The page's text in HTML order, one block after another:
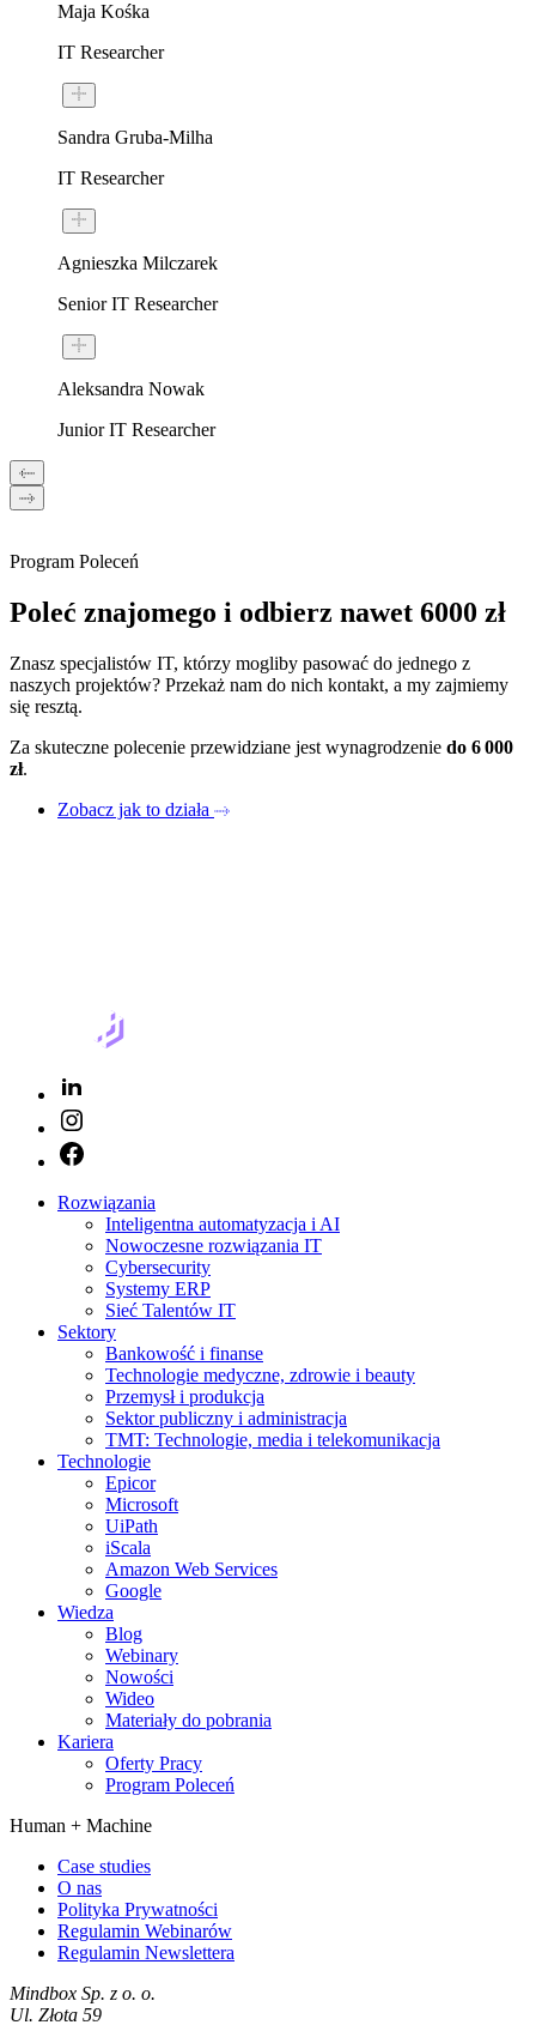
Maja Kośka
IT Researcher
Sandra Gruba-Milha
IT Researcher
Agnieszka Milczarek
Senior IT Researcher
Aleksandra Nowak
Junior IT Researcher
Program Poleceń
Poleć znajomego i odbierz nawet 6000 zł
Znasz specjalistów IT, którzy mogliby pasować do jednego z
naszych projektów? Przekaż nam do nich kontakt, a my zajmiemy
się resztą.
Za skuteczne polecenie przewidziane jest wynagrodzenie do 6 000
zł.
Zobacz jak to działa
Rozwiązania
Inteligentna automatyzacja i AI
Nowoczesne rozwiązania IT
Cybersecurity
Systemy ERP
Sieć Talentów IT
Sektory
Bankowość i finanse
Technologie medyczne, zdrowie i beauty
Przemysł i produkcja
Sektor publiczny i administracja
TMT: Technologie, media i telekomunikacja
Technologie
Epicor
Microsoft
UiPath
iScala
Amazon Web Services
Google
Wiedza
Blog
Webinary
Nowości
Wideo
Materiały do pobrania
Kariera
Oferty Pracy
Program Poleceń
Human + Machine
Case studies
O nas
Polityka Prywatności
Regulamin Webinarów
Regulamin Newslettera
Mindbox Sp. z o. o.
Ul. Złota 59